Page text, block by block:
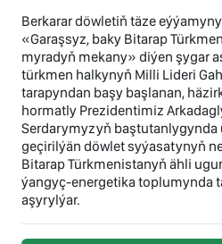
Berkarar döwletiň täze
«Garaşsyz, baky Bitarap
myradyň mekany» diýen şygar
türkmen halkynyň Milli Lideri
tarapyndan başy başlanan,
hormatly Prezidentimiz
Serdarymyzyň
geçirilýän döwlet syýasatynyň
Bitarap Türkmenistanyň ähli
ýangyç-energetika toplumynda
aşyrylýar.